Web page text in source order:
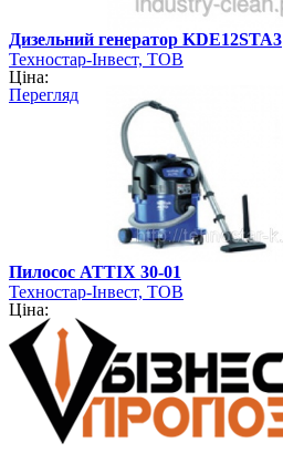
Дизельний генератор KDE12STA3
Техностар-Інвест, ТОВ
Ціна:
Перегляд
Пилосос ATTIX 30-01
Техностар-Інвест, ТОВ
Ціна: